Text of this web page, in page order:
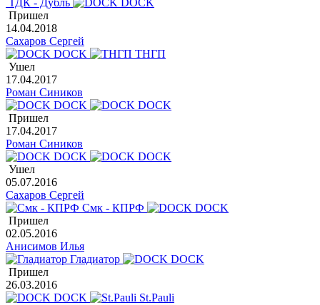
ТДК - Дубль
DOCK
Пришел
14.04.2018
Сахаров Сергей
DOCK
ТНГП
Ушел
17.04.2017
Роман Сиников
DOCK
DOCK
Пришел
17.04.2017
Роман Сиников
DOCK
DOCK
Ушел
05.07.2016
Сахаров Сергей
Смк - КПРФ
DOCK
Пришел
02.05.2016
Анисимов Илья
Гладиатор
DOCK
Пришел
26.03.2016
DOCK
St.Pauli